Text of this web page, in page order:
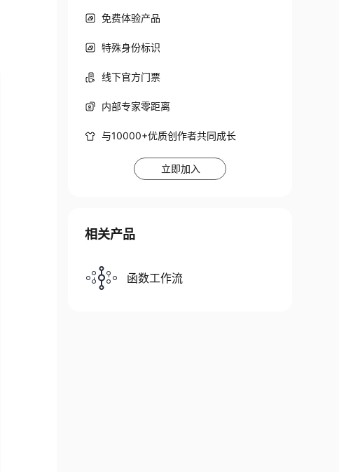
免费体验产品
特殊身份标识
线下官方门票
内部专家零距离
与10000+优质创作者共同成长
立即加入
相关产品
函数工作流